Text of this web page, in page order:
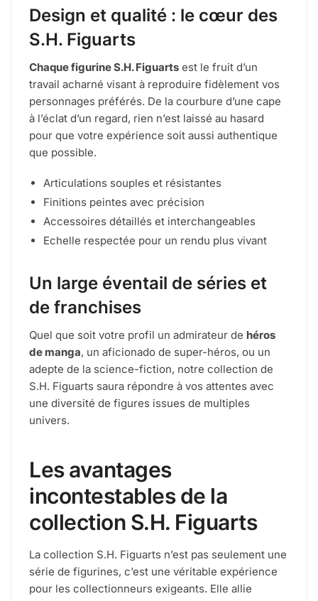
Design et qualité : le cœur des
S.H. Figuarts
Chaque figurine S.H. Figuarts est le fruit d’un
travail acharné visant à reproduire fidèlement vos
personnages préférés. De la courbure d’une cape
à l’éclat d’un regard, rien n’est laissé au hasard
pour que votre expérience soit aussi authentique
que possible.
Articulations souples et résistantes
Finitions peintes avec précision
Accessoires détaillés et interchangeables
Echelle respectée pour un rendu plus vivant
Un large éventail de séries et
de franchises
Quel que soit votre profil un admirateur de héros
de manga, un aficionado de super-héros, ou un
adepte de la science-fiction, notre collection de
S.H. Figuarts saura répondre à vos attentes avec
une diversité de figures issues de multiples
univers.
Les avantages
incontestables de la
collection S.H. Figuarts
La collection S.H. Figuarts n’est pas seulement une
série de figurines, c’est une véritable expérience
pour les collectionneurs exigeants. Elle allie